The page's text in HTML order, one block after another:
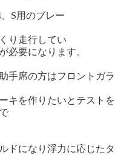
S用のブレー
り走行してい
必要になります。
手席の方はフロントガラ
キを作りたいとテストを
ドになり浮力に応じたタ